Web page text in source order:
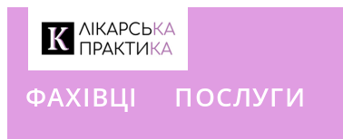
ФАХІВЦІ ПОСЛУГИ